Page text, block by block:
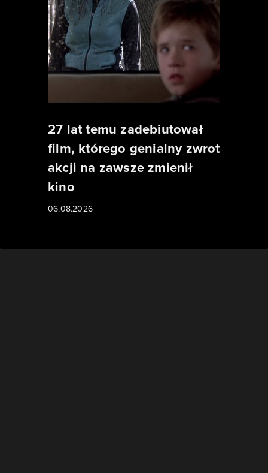
27 lat temu zadebiutował
film, którego genialny zwrot
akcji na zawsze zmienił
kino
06.08.2026